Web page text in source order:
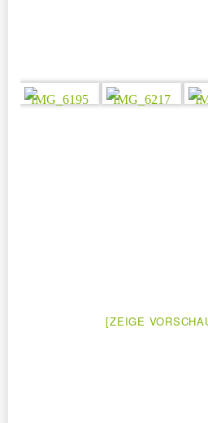
[ZEIGE